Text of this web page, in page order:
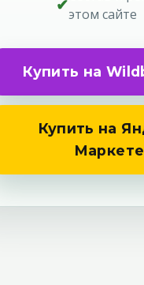
✔этом сайте
Купить на
Купить на
Маркете